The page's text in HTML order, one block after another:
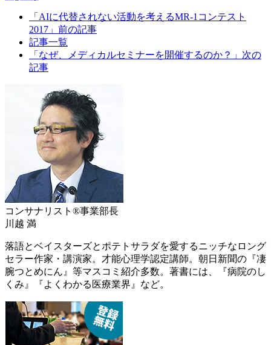
「AIに代替されない活動を考えるMR-1コンテスト
2017」 前の記事
記事一覧
「なぜ、メディカルセミナーを開催するのか？」 次の
記事
コンサナリスト®事業部長
川越 満
落語とベイスターズとポテトサラダを愛するニッチなロング
セラー作家・講演家。才能心理学認定講師。朝日新聞の『凄
腕つとめにん』等マスコミ紹介多数。著書には、『病院のし
くみ』『よくわかる医療業界』など。